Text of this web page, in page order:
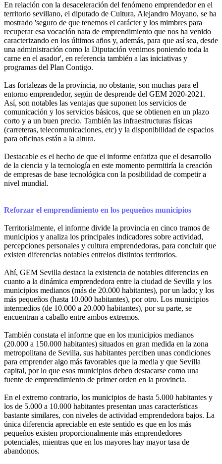
En relación con la desaceleración del fenómeno emprendedor en el
territorio sevillano, el diputado de Cultura, Alejandro Moyano, se ha
mostrado 'seguro de que tenemos el carácter y los mimbres para
recuperar esa vocación nata de emprendimiento que nos ha venido
caracterizando en los últimos años y, además, para que así sea, desde
una administración como la Diputación venimos poniendo toda la
carne en el asador', en referencia también a las iniciativas y
programas del Plan Contigo.
Las fortalezas de la provincia, no obstante, son muchas para el
entorno emprendedor, según de desprende del GEM 2020-2021.
Así, son notables las ventajas que suponen los servicios de
comunicación y los servicios básicos, que se obtienen en un plazo
corto y a un buen precio. También las infraestructuras físicas
(carreteras, telecomunicaciones, etc) y la disponibilidad de espacios
para oficinas están a la altura.
Destacable es el hecho de que el informe enfatiza que el desarrollo
de la ciencia y la tecnología en este momento permitiría la creación
de empresas de base tecnológica con la posibilidad de competir a
nivel mundial.
Reforzar el emprendimiento en los pequeños municipios
Territorialmente, el informe divide la provincia en cinco tramos de
municipios y analiza los principales indicadores sobre actividad,
percepciones personales y cultura emprendedoras, para concluir que
existen diferencias notables entrelos distintos territorios.
Ahí, GEM Sevilla destaca la existencia de notables diferencias en
cuanto a la dinámica emprendedora entre la ciudad de Sevilla y los
municipios medianos (más de 20.000 habitantes), por un lado; y los
más pequeños (hasta 10.000 habitantes), por otro. Los municipios
intermedios (de 10.000 a 20.000 habitantes), por su parte, se
encuentran a caballo entre ambos extremos.
También constata el informe que en los municipios medianos
(20.000 a 150.000 habitantes) situados en gran medida en la zona
metropolitana de Sevilla, sus habitantes perciben unas condiciones
para emprender algo más favorables que la media y que Sevilla
capital, por lo que esos municipios deben destacarse como una
fuente de emprendimiento de primer orden en la provincia.
En el extremo contrario, los municipios de hasta 5.000 habitantes y
los de 5.000 a 10.000 habitantes presentan unas características
bastante similares, con niveles de actividad emprendedora bajos. La
única diferencia apreciable en este sentido es que en los más
pequeños existen proporcionalmente más emprendedores
potenciales, mientras que en los mayores hay mayor tasa de
abandonos.